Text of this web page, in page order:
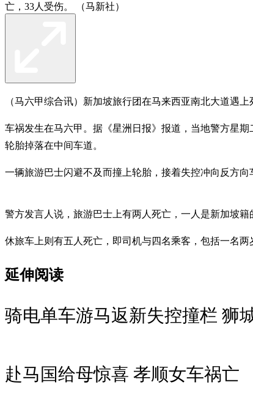
亡，33人受伤。 （马新社）
（马六甲综合讯）新加坡旅行团在马来西亚南北大道遇
车祸发生在马六甲。据《星洲日报》报道，当地警方星
轮胎掉落在中间车道。
一辆旅游巴士闪避不及而撞上轮胎，接着失控冲向反方
警方发言人说，旅游巴士上有两人死亡，一人是新加坡籍
休旅车上则有五人死亡，即司机与四名乘客，包括一名
延伸阅读
骑电单车游马返新失控撞栏 狮
赴马国给母惊喜 孝顺女车祸亡